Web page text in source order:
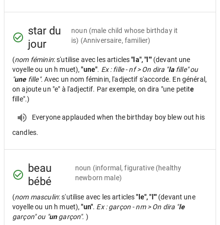
star du
jour
noun (male child whose birthday it
is) (Anniversaire, familier)
(nom féminin: s'utilise avec les articles"la", "l'" (devant une
voyelle ou un h muet),"une". Ex : fille - nf > On dira "lafille" ou
"unefille". Avec un nom féminin, l'adjectif s'accorde. En général,
on ajoute un "e" à l'adjectif. Par exemple, on dira "une petite
fille".)
Everyone applauded when the birthday boy blew out his
candles.
beau
bébé
noun (informal, figurative (healthy
newborn male)
(nom masculin: s'utilise avec les articles"le", "l'" (devant une
voyelle ou un h muet),"un". Ex : garçon - nm > On dira "le
garçon" ou "ungarçon". )